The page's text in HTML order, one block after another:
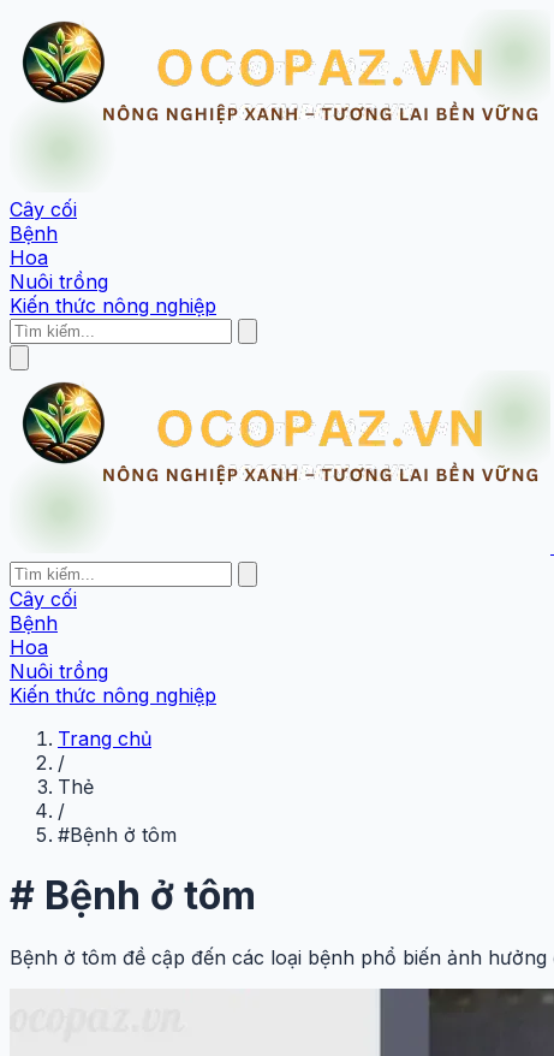
Cây cối
Bệnh
Hoa
Nuôi trồng
Kiến thức nông nghiệp
Cây cối
Bệnh
Hoa
Nuôi trồng
Kiến thức nông nghiệp
Trang chủ
/
Thẻ
/
#Bệnh ở tôm
# Bệnh ở tôm
Bệnh ở tôm đề cập đến các loại bệnh phổ biến ảnh